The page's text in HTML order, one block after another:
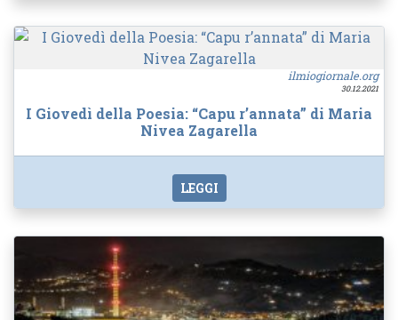
ilmiogiornale.org
30.12.2021
I Giovedì della Poesia: “Capu r’annata” di Maria
Nivea Zagarella
LEGGI